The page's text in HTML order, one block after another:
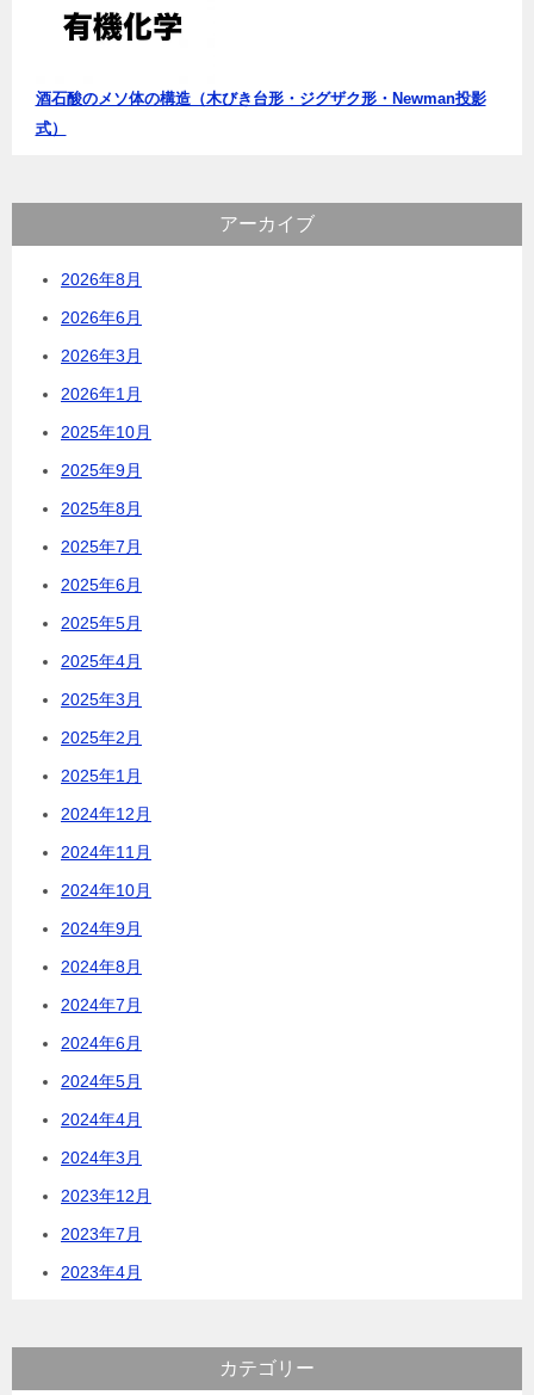
酒石酸のメソ体の構造（木びき台形・ジグザク形・Newman投影
式）
アーカイブ
2026年8月
2026年6月
2026年3月
2026年1月
2025年10月
2025年9月
2025年8月
2025年7月
2025年6月
2025年5月
2025年4月
2025年3月
2025年2月
2025年1月
2024年12月
2024年11月
2024年10月
2024年9月
2024年8月
2024年7月
2024年6月
2024年5月
2024年4月
2024年3月
2023年12月
2023年7月
2023年4月
カテゴリー